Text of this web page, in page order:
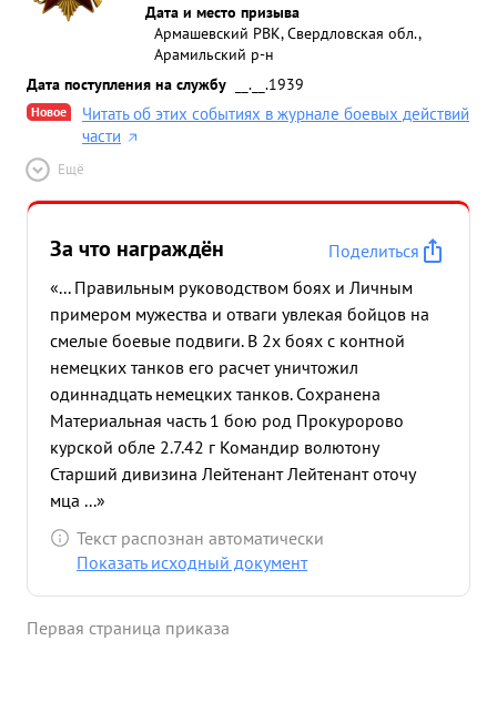
Дата и место призыва
Армашевский РВК, Свердловская обл.,
Арамильский р-н
Дата поступления на службу
__.__.1939
Новое
Читать об этих событиях в журнале боевых действий
части
Ещё
За что награждён
Поделиться
«... Правильным руководством боях и Личным
примером мужества и отваги увлекая бойцов на
смелые боевые подвиги. В 2х боях с контной
немецких танков его расчет уничтожил
одиннадцать немецких танков. Сохранена
Материальная часть 1 бою род Прокуророво
курской обле 2.7.42 г Командир волютону
Старший дивизина Лейтенант Лейтенант оточу
мца ...»
Текст распознан автоматически
Показать исходный документ
Первая страница приказа